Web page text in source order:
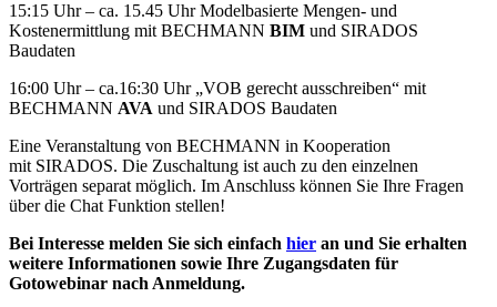
15:15 Uhr – ca. 15.45 Uhr Modelbasierte Mengen- und
Kostenermittlung mitBECHMANN BIM und SIRADOS
Baudaten
16:00 Uhr – ca.16:30 Uhr „VOB gerecht ausschreiben“ mit
BECHMANN AVA und SIRADOS Baudaten
Eine Veranstaltung von BECHMANN in Kooperation
mit SIRADOS. Die Zuschaltung ist auch zu den einzelnen
Vorträgen separat möglich. Im Anschluss können Sie Ihre Fragen
über die Chat Funktion stellen!
Bei Interesse melden Sie sich einfach hier an und Sie erhalten
weitere Informationen sowie Ihre Zugangsdaten für
Gotowebinar nach Anmeldung.